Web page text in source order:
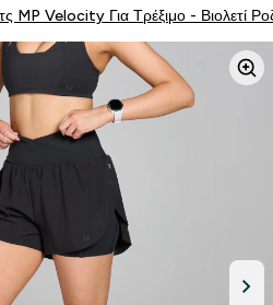
MP Velocity Για Τρέξιμο - Βιολετί